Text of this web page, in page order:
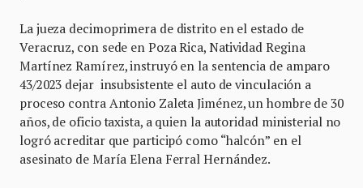
La jueza decimoprimera de distrito en el estado de
Veracruz, con sede en Poza Rica, Natividad Regina
Martínez Ramírez, instruyó en la sentencia de amparo
43/2023 dejar insubsistente el auto de vinculación a
proceso contra Antonio Zaleta Jiménez, un hombre de 30
años, de oficio taxista, a quien la autoridad ministerial no
logró acreditar que participó como “halcón” en el
asesinato de María Elena Ferral Hernández.